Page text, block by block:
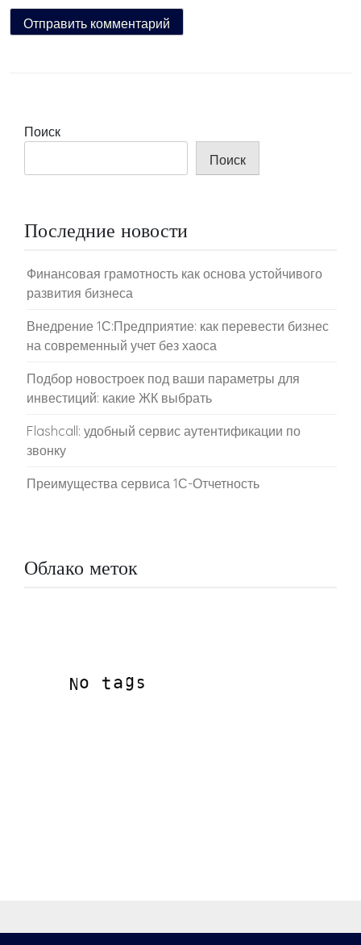
Поиск
Поиск
Последние новости
Финансовая грамотность как основа устойчивого
развития бизнеса
Внедрение 1С:Предприятие: как перевести бизнес
на современный учет без хаоса
Подбор новостроек под ваши параметры для
инвестиций: какие ЖК выбрать
Flashcall: удобный сервис аутентификации по
звонку
Преимущества сервиса 1С-Отчетность
Облако меток